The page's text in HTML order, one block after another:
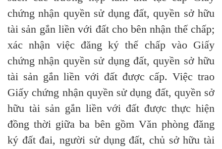
chứngnhận quyền sử dụng đất,quyền sở hữu
tài sản gắnliền với đất cho bên nhận thếchấp;
xác nhận việc đăng ký thế chấp vào Giấy
chứng nhận quyền sử dụng đất, quyền sở hữu
tài sản gắn liền với đất được cấp. Việc trao
Giấy chứng nhận quyền sử dụng đất, quyền sở
hữu tài sản gắn liền với đất được thực hiện
đồng thời giữa ba bên gồm Văn phòng đăng
ký đất đai, người sử dụng đất, chủ sở hữu tài